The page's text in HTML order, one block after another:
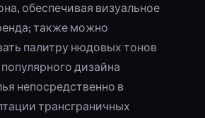
обеспечивая визуальное
также можно
палитру нюдовых тонов
дизайна
непосредственно в
трансграничных